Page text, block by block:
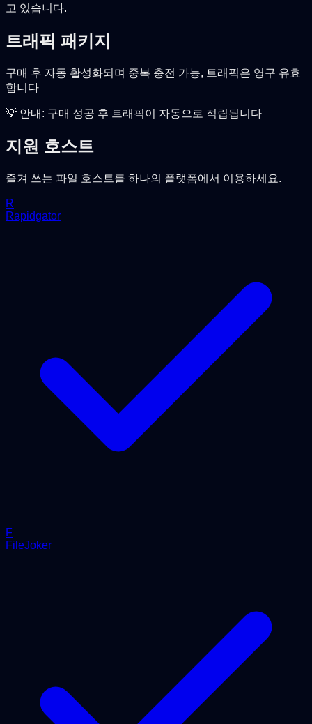
고 있습니다.
트래픽 패키지
구매 후 자동 활성화되며 중복 충전 가능, 트래픽은 영구 유효
합니다
💡 안내: 구매 성공 후 트래픽이 자동으로 적립됩니다
지원 호스트
즐겨 쓰는 파일 호스트를 하나의 플랫폼에서 이용하세요.
R
Rapidgator
F
FileJoker